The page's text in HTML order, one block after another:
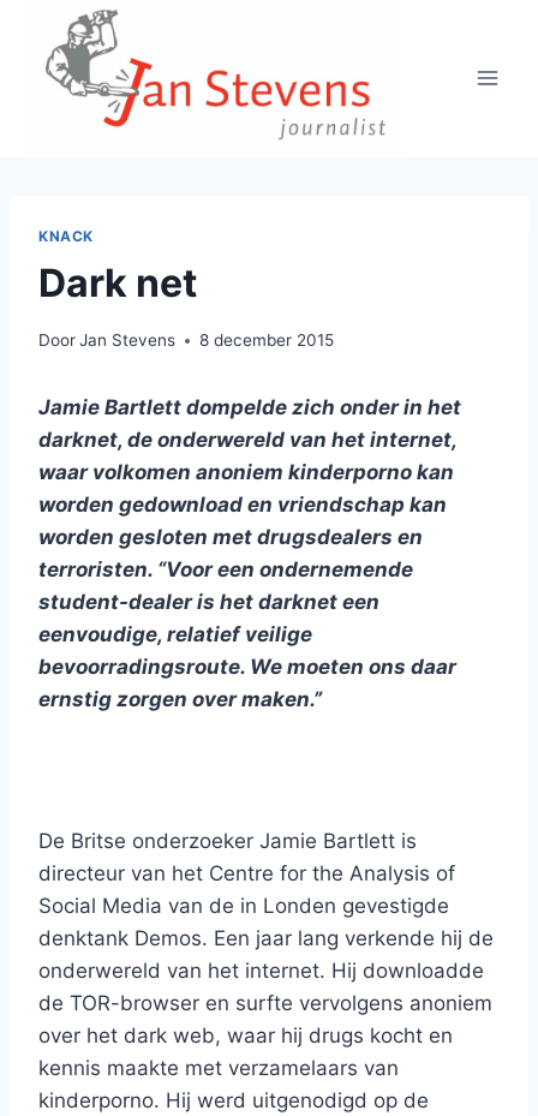
Doorgaan
inhoud
KNACK
Dark net
DoorJan Stevens 8 december 2015
Jamie Bartlett dompelde zich onder in het
darknet, de onderwereld van het internet,
waar volkomen anoniem kinderporno kan
worden gedownload en vriendschap kan
worden gesloten met drugsdealers en
terroristen. “Voor een ondernemende
student-dealer is het darknet een
eenvoudige, relatief veilige
bevoorradingsroute. We moeten ons daar
ernstig zorgen over maken.”
De Britse onderzoeker Jamie Bartlett is
directeur van het Centre for the Analysis of
Social Media van de in Londen gevestigde
denktank Demos. Een jaar lang verkende hij de
onderwereld van het internet. Hij downloadde
de TOR-browser en surfte vervolgens anoniem
over het dark web, waar hij drugs kocht en
kennis maakte met verzamelaars van
kinderporno. Hij werd uitgenodigd op de